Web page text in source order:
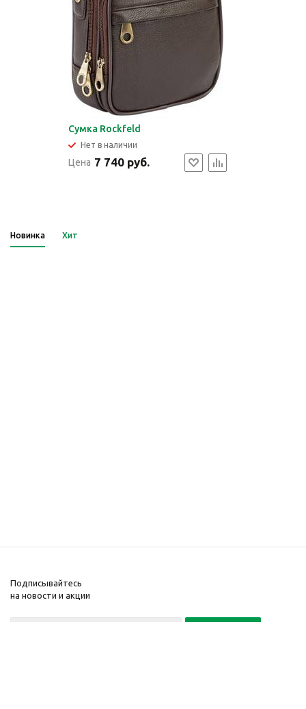
Сумка Rockfeld
Нет в наличии
Цена 7 740 руб.
Новинка Хит
Подписывайтесь
на новости и акции